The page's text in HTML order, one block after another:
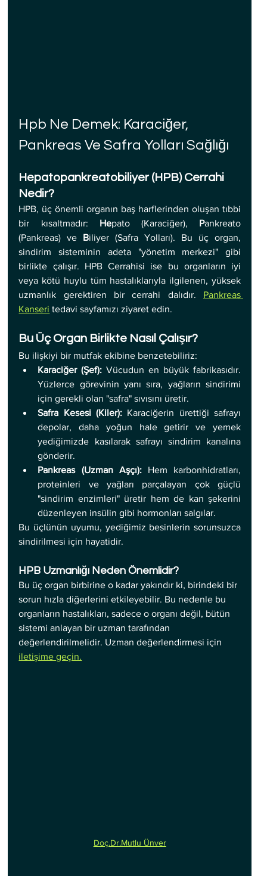
Hpb Ne Demek: Karaciğer,
Pankreas Ve Safra Yolları Sağlığı
Hepatopankreatobiliyer (HPB) Cerrahi
Nedir?
HPB, üç önemli organın baş harflerinden oluşan tıbbi
bir kısaltmadır: Hepato (Karaciğer), Pankreato
(Pankreas) ve Biliyer (Safra Yolları). Bu üç organ,
sindirim sisteminin adeta "yönetim merkezi" gibi
birlikte çalışır. HPB Cerrahisi ise bu organların iyi
veya kötü huylu tüm hastalıklarıyla ilgilenen, yüksek
uzmanlık gerektiren bir cerrahi dalıdır. Pankreas
Kanseri tedavi sayfamızı ziyaret edin.
Bu Üç Organ Birlikte Nasıl Çalışır?
Bu ilişkiyi bir mutfak ekibine benzetebiliriz:
Karaciğer (Şef): Vücudun en büyük fabrikasıdır.
Yüzlerce görevinin yanı sıra, yağların sindirimi
için gerekli olan "safra" sıvısını üretir.
Safra Kesesi (Kiler): Karaciğerin ürettiği safrayı
depolar, daha yoğun hale getirir ve yemek
yediğimizde kasılarak safrayı sindirim kanalına
gönderir.
Pankreas (Uzman Aşçı): Hem karbonhidratları,
proteinleri ve yağları parçalayan çok güçlü
"sindirim enzimleri" üretir hem de kan şekerini
düzenleyen insülin gibi hormonları salgılar.
Bu üçlünün uyumu, yediğimiz besinlerin sorunsuzca
sindirilmesi için hayatidir.
HPB Uzmanlığı Neden Önemlidir?
Bu üç organ birbirine o kadar yakındır ki, birindeki bir
sorun hızla diğerlerini etkileyebilir. Bu nedenle bu
organların hastalıkları, sadece o organı değil, bütün
sistemi anlayan bir uzman tarafından
değerlendirilmelidir. Uzman değerlendirmesi için
iletişime geçin.
Doç.Dr.Mutlu Ünver